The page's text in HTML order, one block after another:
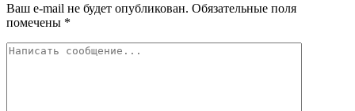
Ваш e-mail не будет опубликован. Обязательные поля
помечены *